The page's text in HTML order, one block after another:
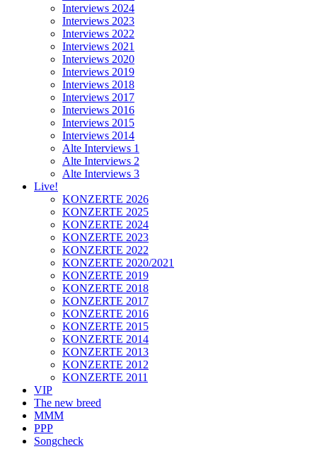
Interviews 2024
Interviews 2023
Interviews 2022
Interviews 2021
Interviews 2020
Interviews 2019
Interviews 2018
Interviews 2017
Interviews 2016
Interviews 2015
Interviews 2014
Alte Interviews 1
Alte Interviews 2
Alte Interviews 3
Live!
KONZERTE 2026
KONZERTE 2025
KONZERTE 2024
KONZERTE 2023
KONZERTE 2022
KONZERTE 2020/2021
KONZERTE 2019
KONZERTE 2018
KONZERTE 2017
KONZERTE 2016
KONZERTE 2015
KONZERTE 2014
KONZERTE 2013
KONZERTE 2012
KONZERTE 2011
VIP
The new breed
MMM
PPP
Songcheck